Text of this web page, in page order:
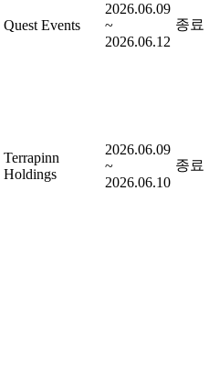
Quest Events
2026.06.09
~
2026.06.12
종료
Terrapinn
Holdings
2026.06.09
~
2026.06.10
종료